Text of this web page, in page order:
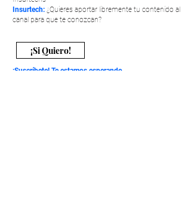
Insurtech: ¿Quieres aportar libremente tu contenido al
canal para que te conozcan?
¡Suscríbete! Te estamos esperando
¡Si Quiero!